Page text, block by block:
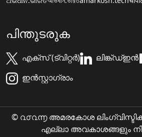
പിന്തുടരുക
എക്സ് (ട്വിറ്റർ) ലിങ്ക്ഡ്ഇൻ
ഇൻസ്റ്റാഗ്രാം
© ൨൦൨൬ അമരകോശ
എല്ലാ അവകാശങ്ങളും